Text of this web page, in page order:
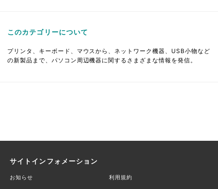
このカテゴリーについて
プリンタ、キーボード、マウスから、ネットワーク機器、USB小物など
の新製品まで、パソコン周辺機器に関するさまざまな情報を発信。
サイトインフォメーション
お知らせ 利用規約